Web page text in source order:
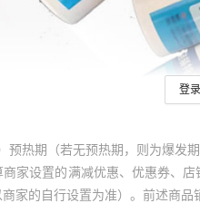
登
预热期（若无预热期，则为爆
家设置的满减优惠、优惠券、
家的自行设置为准）。前述商